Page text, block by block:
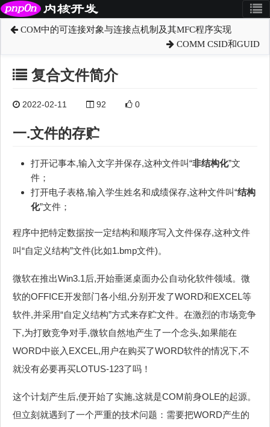
COM中的可连接对象与连接点机制及其MFC程序实现
COMM CSID和GUID
复合文件简介
2022-02-11 92 0
一.文件的存贮
打开记事本,输入文字并保存,这种文件叫“非结构化”文
件；
打开电子表格,输入学生姓名和成绩保存,这种文件叫“结构
化”文件；
程序中把特定数据按一定结构和顺序写入文件保存,这种文件
叫“自定义结构”文件(比如1.bmp文件)。
微软在推出Win3.1后,开始垂涎桌面办公自动化软件领域。微
软的OFFICE开发部门各小组,分别开发了WORD和EXCEL等
软件,并采用“自定义结构”方式来存贮文件。在激烈的市场竞争
下,为打败竞争对手,微软自然地产生了一个念头,如果能在
WORD中嵌入EXCEL,用户在购买了WORD软件的情况下,不
就没有必要再买LOTUS-123了吗！
这个计划产生后,便开始了实施,这就是COM前身OLE的起源。
但立刻就遇到了一个严重的技术问题：需要把WORD产生的